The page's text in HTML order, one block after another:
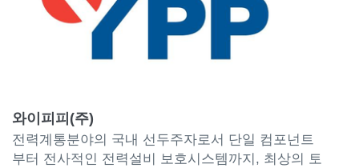
와이피피(주)
전력계통분야의 국내 선두주자로서 단일 컴포넌트
부터 전사적인 전력설비 보호시스템까지, 최상의 토